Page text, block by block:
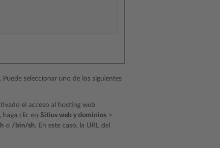
seleccionar uno de los siguientes
el acceso al hosting web
haga clic en Sitios web y dominios >
o /bin/sh. En este caso, la URL del